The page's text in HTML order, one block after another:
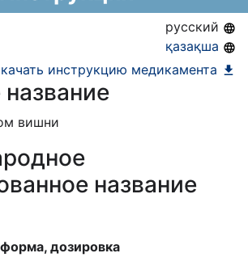
русский
қазақша
инструкцию медикамента
вишни
название
дозировка